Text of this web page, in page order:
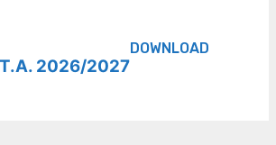
2026/2027
DOWNLOAD